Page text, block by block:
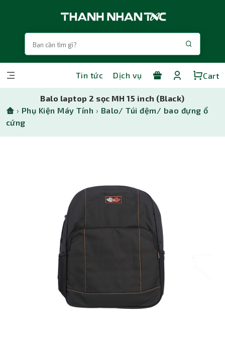
Tin tức Dịch vụ Cart
Balo laptop 2 sọc MH 15 inch (Black)
› Phụ Kiện Máy Tính › Balo/ Túi đệm/ bao đựng ổ
cứng